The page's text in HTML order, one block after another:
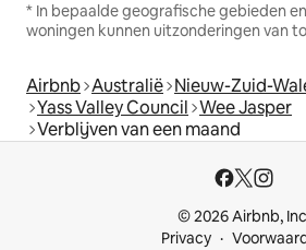
* In bepaalde geografische gebieden
woningen kunnen uitzonderingen van
Airbnb Australië Nieuw-Zuid-
Yass Valley Council Wee Jasper
Verblijven van een maand
© 2026 Airbnb,
Privacy